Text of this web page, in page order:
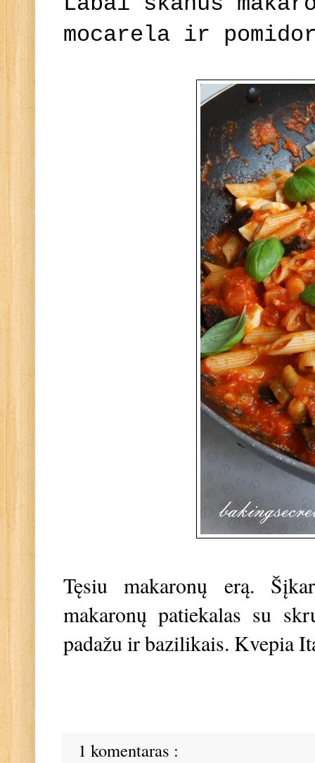
mocarela ir
Tęsiu makaronų erą.
makaronų patiekalas su
padažu ir bazilikais. Kvepia
1 komentaras :